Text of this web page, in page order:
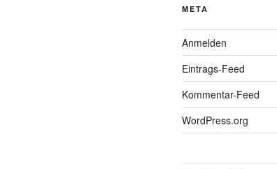
META
Anmelden
Eintrags-Feed
Kommentar-Feed
WordPress.org